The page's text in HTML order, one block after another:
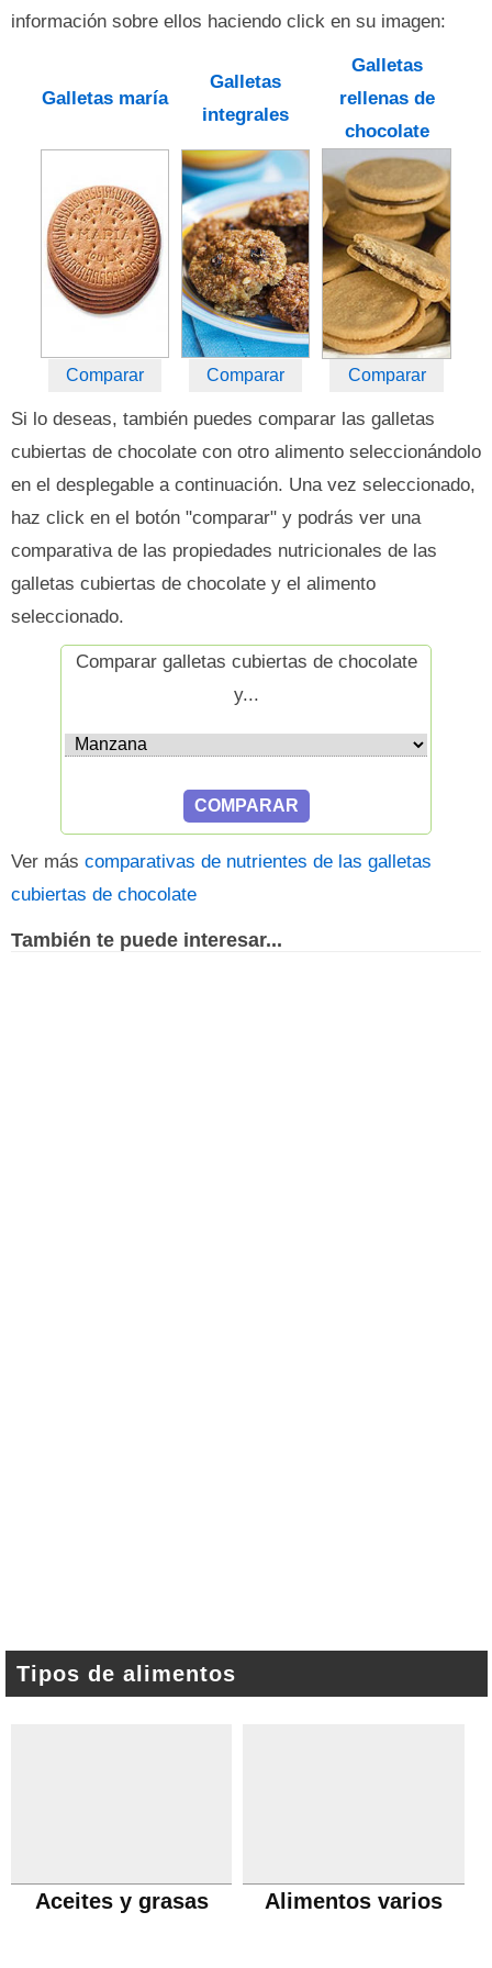
información sobre ellos haciendo click en su imagen:
Galletas maría
Galletas
integrales
Galletas
rellenas de
chocolate
Comparar Comparar Comparar
Si lo deseas, también puedes comparar las galletas
cubiertas de chocolate con otro alimento seleccionándolo
en el desplegable a continuación. Una vez seleccionado,
haz click en el botón "comparar" y podrás ver una
comparativa de las propiedades nutricionales de las
galletas cubiertas de chocolate y el alimento
seleccionado.
Comparar galletas cubiertas de chocolate
y...
Ver más comparativas de nutrientes de las galletas
cubiertas de chocolate
También te puede interesar...
Tipos de alimentos
Aceites y grasas Alimentos varios